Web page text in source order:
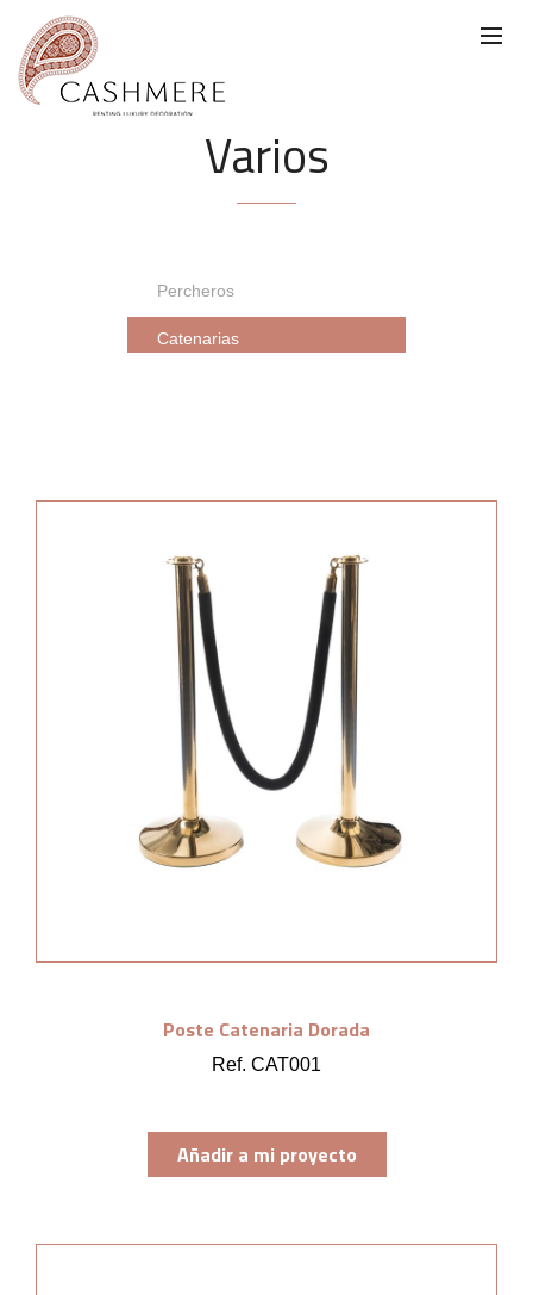
Varios
Percheros
Catenarias
Poste Catenaria Dorada
Ref. CAT001
Añadir a mi proyecto